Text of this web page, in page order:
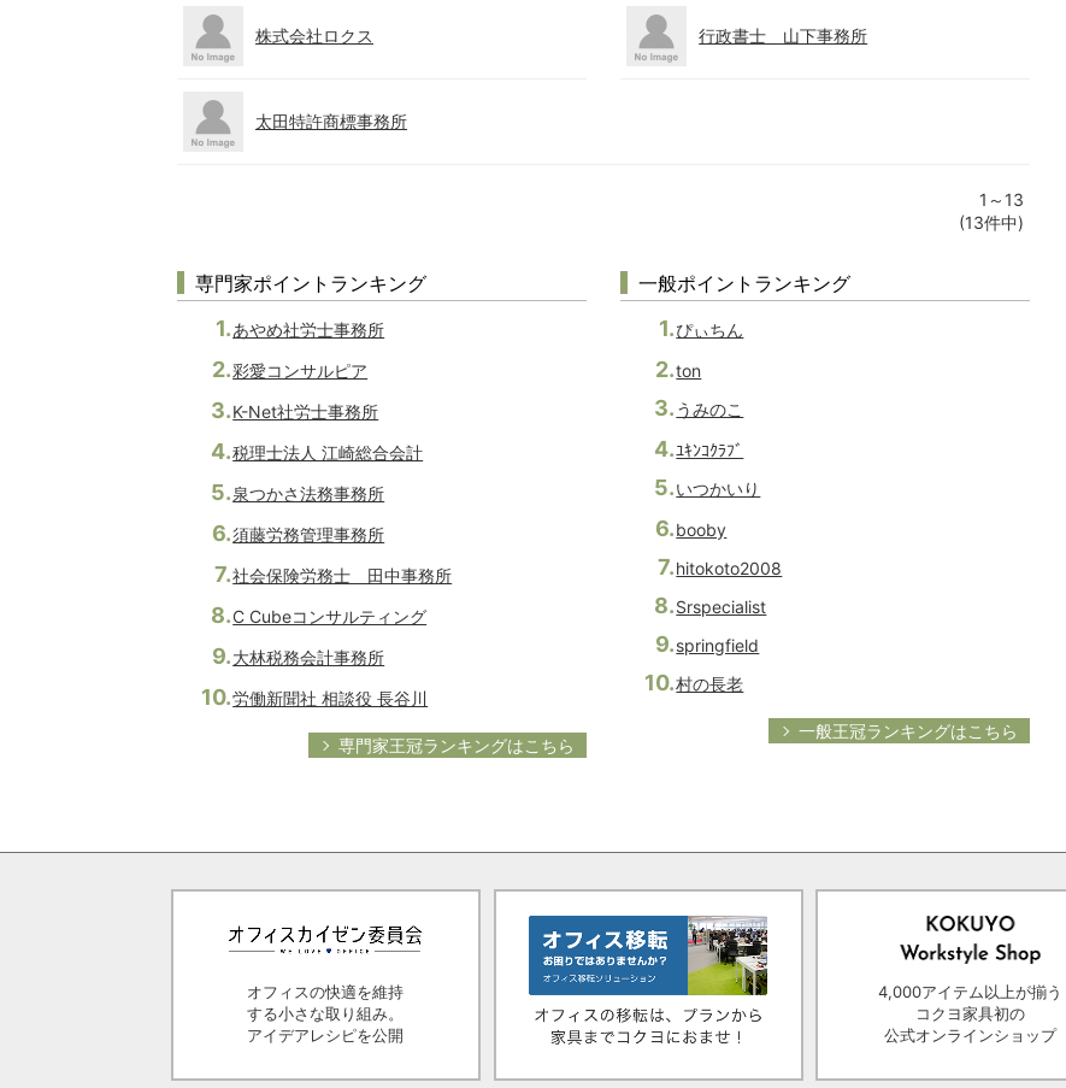
株式会社ロクス 行政書士 山下事務所
太田特許商標事務所
1～13
(13件中)
専門家ポイントランキング
あやめ社労士事務所
彩愛コンサルピア
K-Net社労士事務所
税理士法人 江崎総合会計
泉つかさ法務事務所
須藤労務管理事務所
社会保険労務士 田中事務所
C Cubeコンサルティング
大林税務会計事務所
労働新聞社 相談役 長谷川
専門家王冠ランキングはこちら
一般ポイントランキング
ぴぃちん
ton
うみのこ
ﾕｷﾝｺｸﾗﾌﾞ
いつかいり
booby
hitokoto2008
Srspecialist
springfield
村の長老
一般王冠ランキングはこちら
オフィスの快適を維持
する小さな取り組み。
アイデアレシピを公開
4,000アイテム以上が揃う
コクヨ家具初の
公式オンラインショップ